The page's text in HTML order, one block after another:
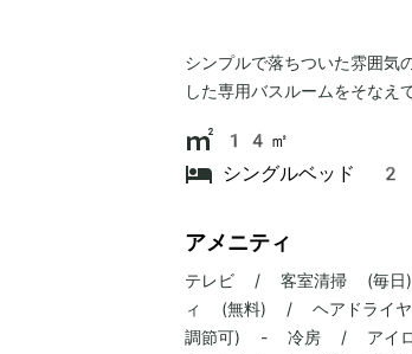
シンプルで落ちついた雰囲気
した専用バスルームをそなえ
14㎡
シングルベッド
アメニティ
テレビ / 客室清掃 (毎
ィ (無料) / ヘアドライ
調節可) - 冷房 / アイロ